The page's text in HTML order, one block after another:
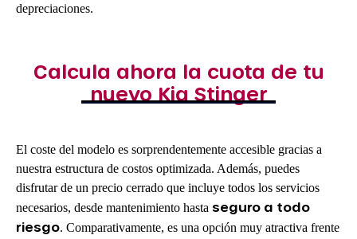
depreciaciones.
Calcula ahora la cuota de tu
nuevo Kia Stinger
El coste del modelo es sorprendentemente accesible gracias a
nuestra estructura de costos optimizada. Además, puedes
disfrutar de un precio cerrado que incluye todos los servicios
necesarios, desde mantenimiento hasta seguro a todo
riesgo. Comparativamente, es una opción muy atractiva frente